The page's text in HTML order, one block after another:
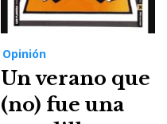
Opinión
Un verano que
(no) fue una